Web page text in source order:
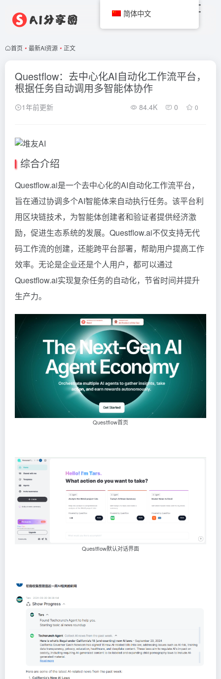
首页 • 最新AI资源 • 正文
Questflow：去中心化AI自动化工作流平台，
根据任务自动调用多智能体协作
1年前更新 84.4K 0 0
综合介绍
Questflow.ai是一个去中心化的AI自动化工作流平台，
旨在通过协调多个AI智能体来自动执行任务。该平台利
用区块链技术，为智能体创建者和验证者提供经济激
励，促进生态系统的发展。Questflow.ai不仅支持无代
码工作流的创建，还能跨平台部署，帮助用户提高工作
效率。无论是企业还是个人用户，都可以通过
Questflow.ai实现复杂任务的自动化，节省时间并提升
生产力。
Questflow首页
Questflow默认对话界面
简体中文